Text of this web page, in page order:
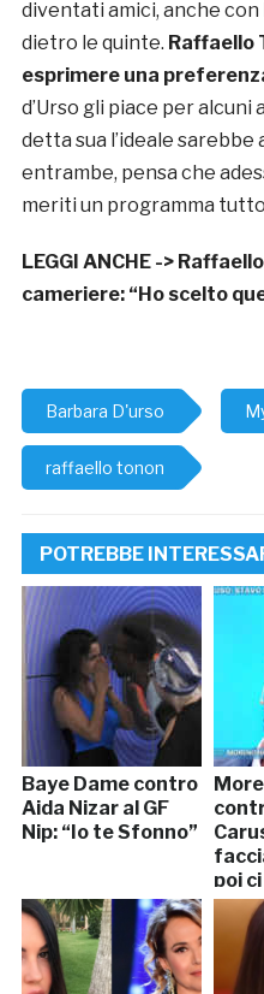
diventati amici, anche
dietro le quinte. Raffaello
esprimere una
d’Urso gli piace per
detta sua l’ideale
entrambe, pensa che
meriti un programma
LEGGI ANCHE ->
cameriere: “Ho scelto
Barbara D'urso
raffaello tonon
POTREBBE
Baye Dame contro
Aida Nizar al GF
Nip: “Io te Sfonno”
poi